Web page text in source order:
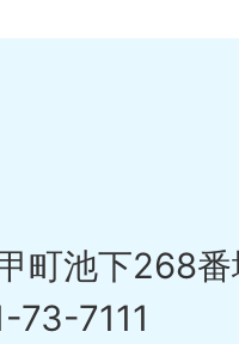
町池下268
73-7111